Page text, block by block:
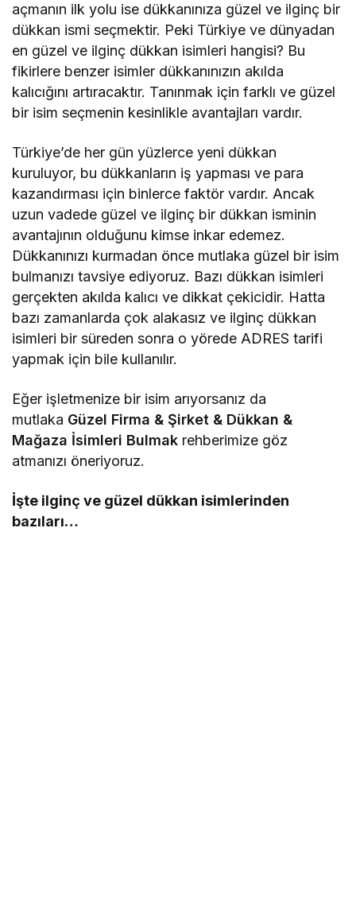
açmanın ilk yolu ise dükkanınıza güzel ve ilginç bir
dükkan ismi seçmektir. Peki Türkiye ve dünyadan
en güzel ve ilginç dükkan isimleri hangisi? Bu
fikirlere benzer isimler dükkanınızın akılda
kalıcığını artıracaktır. Tanınmak için farklı ve güzel
bir isim seçmenin kesinlikle avantajları vardır.
Türkiye’de her gün yüzlerce yeni dükkan
kuruluyor, bu dükkanların iş yapması ve para
kazandırması için binlerce faktör vardır. Ancak
uzun vadede güzel ve ilginç bir dükkan isminin
avantajının olduğunu kimse inkar edemez.
Dükkanınızı kurmadan önce mutlaka güzel bir isim
bulmanızı tavsiye ediyoruz. Bazı dükkan isimleri
gerçekten akılda kalıcı ve dikkat çekicidir. Hatta
bazı zamanlarda çok alakasız ve ilginç dükkan
isimleri bir süreden sonra o yörede ADRES tarifi
yapmak için bile kullanılır.
Eğer işletmenize bir isim arıyorsanız da
mutlaka Güzel Firma & Şirket & Dükkan &
Mağaza İsimleri Bulmak rehberimize göz
atmanızı öneriyoruz.
İşte ilginç ve güzel dükkan isimlerinden
bazıları…